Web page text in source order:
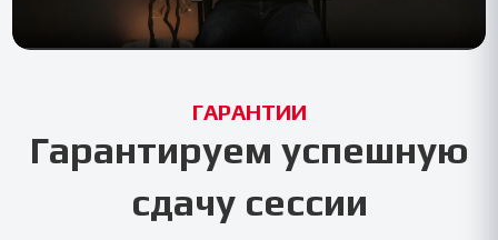
ГАРАНТИИ
Гарантируем успешную
сдачу сессии